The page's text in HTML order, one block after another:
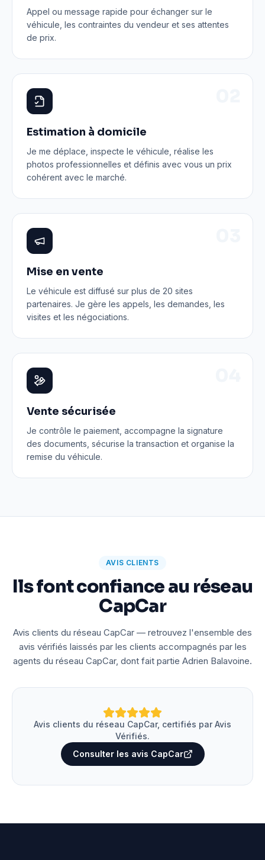
Appel ou message rapide pour échanger sur le
véhicule, les contraintes du vendeur et ses attentes
de prix.
Estimation à domicile
Je me déplace, inspecte le véhicule, réalise les
photos professionnelles et définis avec vous un prix
cohérent avec le marché.
Mise en vente
Le véhicule est diffusé sur plus de 20 sites
partenaires. Je gère les appels, les demandes, les
visites et les négociations.
Vente sécurisée
Je contrôle le paiement, accompagne la signature
des documents, sécurise la transaction et organise la
remise du véhicule.
AVIS CLIENTS
Ils font confiance au réseau
CapCar
Avis clients du réseau CapCar — retrouvez l'ensemble des
avis vérifiés laissés par les clients accompagnés par les
agents du réseau CapCar, dont fait partie Adrien Balavoine.
Avis clients du réseau CapCar, certifiés par Avis
Vérifiés.
Consulter les avis CapCar